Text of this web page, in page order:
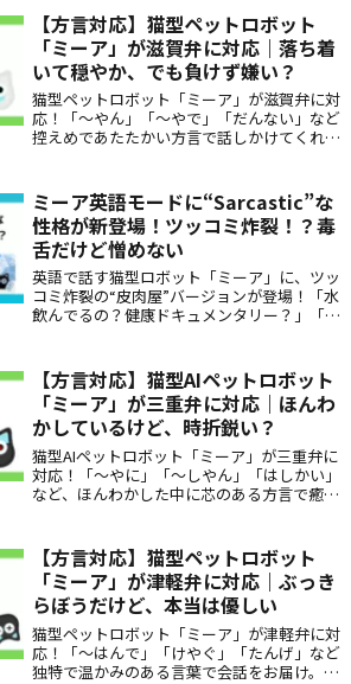
ンツです。ロボット音声・キャラクター音声
を探している方におすすめ。
【方言対応】猫型ペットロボット
「ミーア」が滋賀弁に対応｜落ち着
いて穏やか、でも負けず嫌い？
猫型ペットロボット「ミーア」が滋賀弁に対
応！「〜やん」「〜やで」「だんない」など
控えめであたたかい方言で話しかけてくれる
もぴったりの癒しロボットです。
ミーア英語モードに“Sarcastic”な
性格が新登場！ツッコミ炸裂！？毒
舌だけど憎めない
英語で話す猫型ロボット「ミーア」に、ツッ
コミ炸裂の“皮肉屋”バージョンが登場！「水
飲んでるの？健康ドキュメンタリー？」「本
【方言対応】猫型AIペットロボット
「ミーア」が三重弁に対応｜ほんわ
かしているけど、時折鋭い？
猫型AIペットロボット「ミーア」が三重弁に
対応！「〜やに」「〜しやん」「はしかい」
など、ほんわかした中に芯のある方言で癒し
ロボットです。
【方言対応】猫型ペットロボット
「ミーア」が津軽弁に対応｜ぶっき
らぼうだけど、本当は優しい
猫型ペットロボット「ミーア」が津軽弁に対
応！「〜はんで」「けやぐ」「たんげ」など
独特で温かみのある言葉で会話をお届け。ぶ